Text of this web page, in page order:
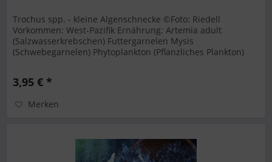
Trochus spp. - kleine Algenschnecke ©Foto: Riedell
Vorkommen: West-Pazifik Ernährung: Artemia adult
(Salzwasserkrebschen) Futtergarnelen Mysis
(Schwebegarnelen) Phytoplankton (Pflanzliches Plankton)
3,95 € *
Merken